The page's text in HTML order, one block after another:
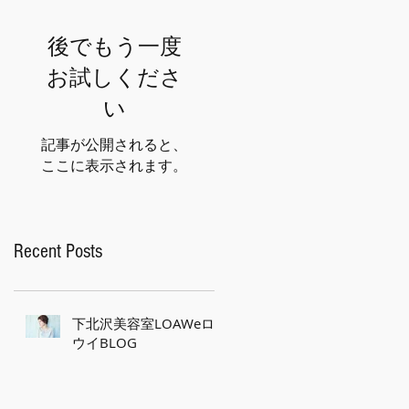
後でもう一度
お試しくださ
い
記事が公開されると、
ここに表示されます。
Recent Posts
下北沢美容室LOAWeロ
ウイBLOG